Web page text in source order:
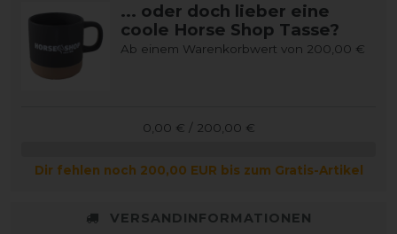
... oder doch lieber eine
coole Horse Shop Tasse?
Ab einem Warenkorbwert von 200,00 €
0,00 € / 200,00 €
Dir fehlen noch 200,00 EUR bis zum Gratis-Artikel
VERSANDINFORMATIONEN